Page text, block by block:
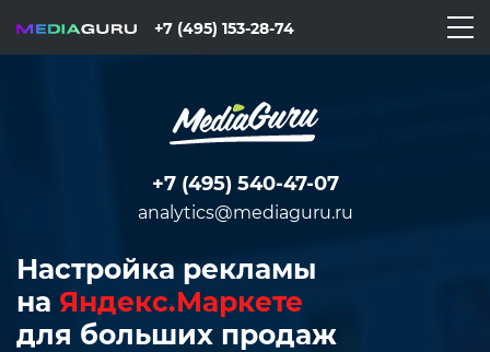
+7 (495) 153-28-74
+7 (495) 540-47-07
analytics@mediaguru.ru
Настройка рекламы
на Яндекс.Маркете
для больших продаж